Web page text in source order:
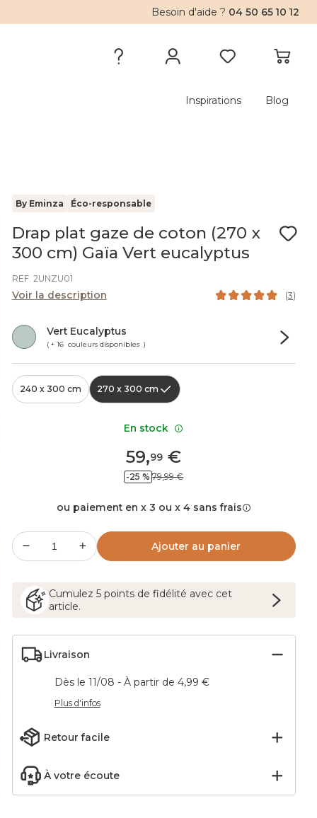
Besoin d'aide ? 04 50 65 10 12
Inspirations Blog
By Eminza Éco-responsable
Drap plat gaze de coton (270 x
300 cm) Gaïa Vert eucalyptus
REF. 2UNZU01
Voir la description (3)
Vert Eucalyptus
( + 16 couleurs disponibles )
240 x 300 cm 270 x 300 cm
59,99 €
-25 % 79,99 €
ou paiement en x 3 ou x 4 sans frais
Ajouter au panier
Cumulez 5 pointsde fidélité avec cet
article.
Livraison
Dès le 11/08 - À partir de 4,99 €
Plus d'infos
Retour facile
À votre écoute